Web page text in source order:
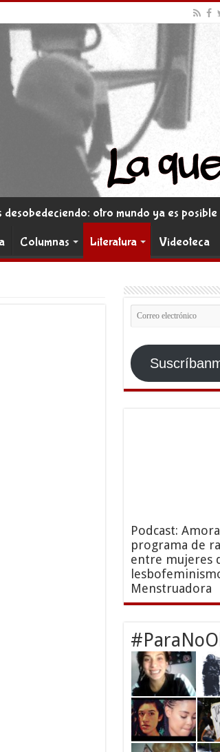
desobedeciendo: otro mundo ya es posible
Columnas Literatura Videoteca
Correo
electrónico
Podcast:
programa de
entre mujeres
Menstruadora